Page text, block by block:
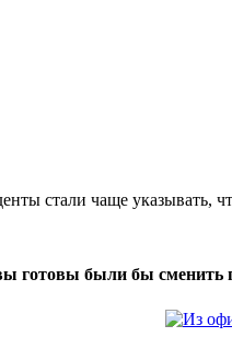
стали чаще указывать,
готовы были бы сменить